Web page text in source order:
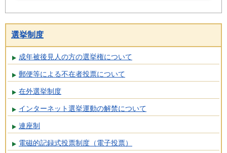
選挙制度
成年被後見人の方の選挙権について
郵便等による不在者投票について
在外選挙制度
インターネット選挙運動の解禁について
連座制
電磁的記録式投票制度（電子投票）